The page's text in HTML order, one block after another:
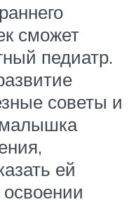
сможет
педиатр.
советы и
ей